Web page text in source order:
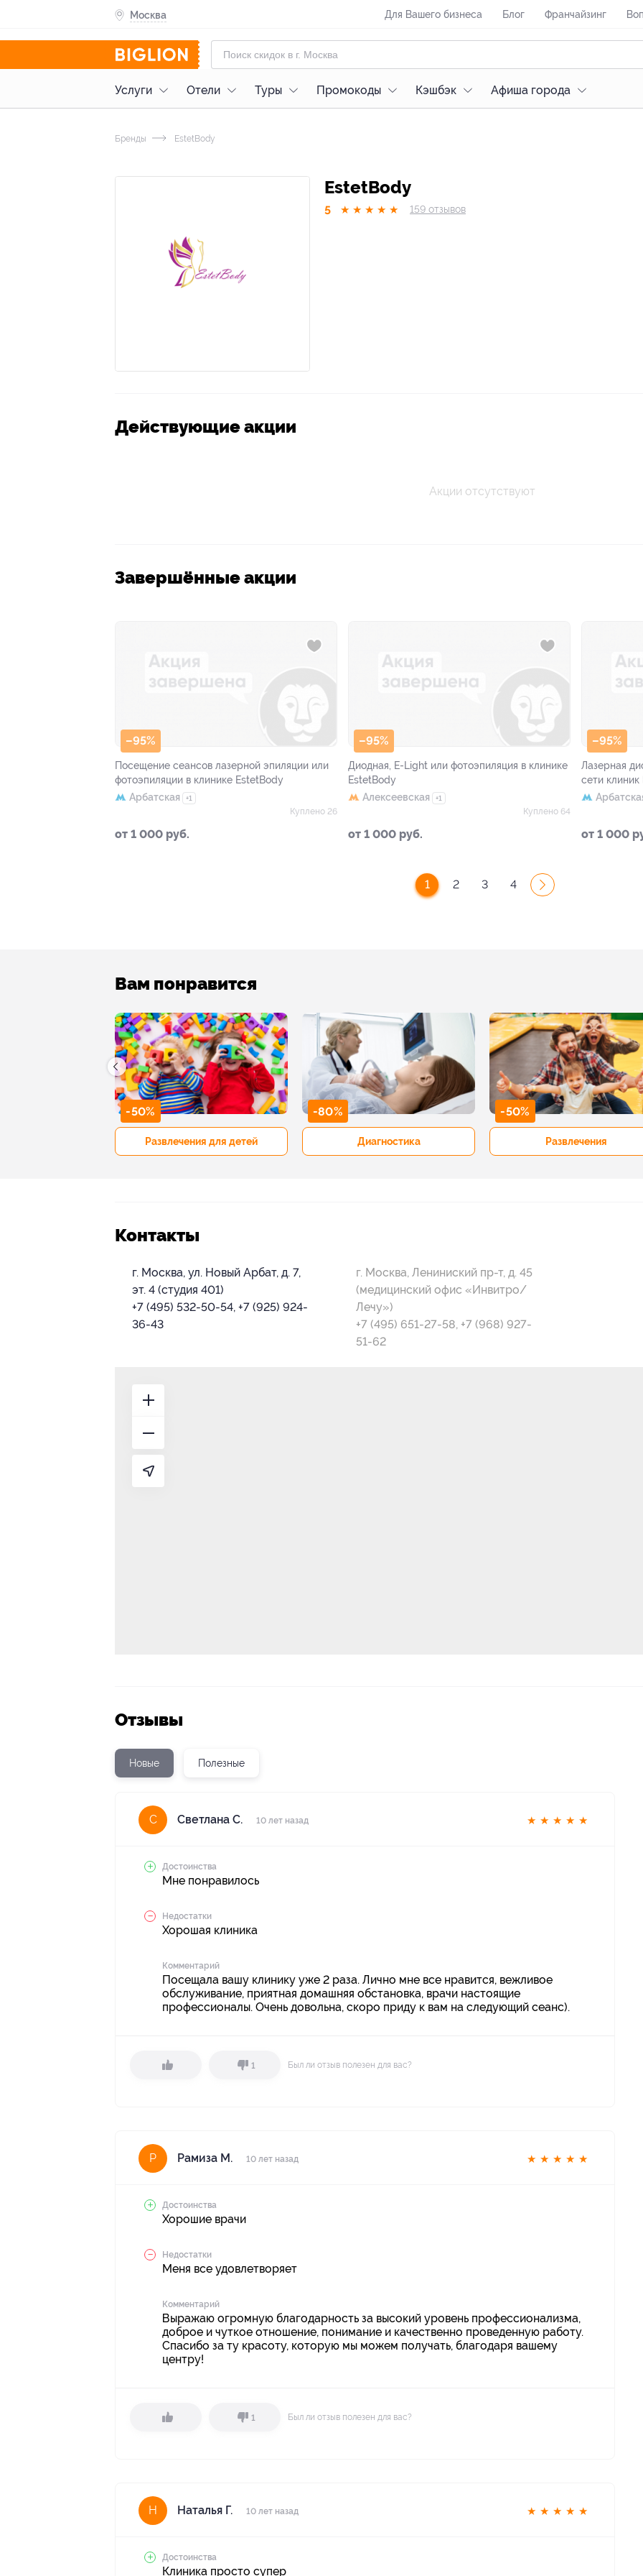
Москва Для Вашего бизнеса Блог Франчайзинг
Услуги Отели Туры Промокоды Кэшбэк Афиша города
Бренды EstetBody
EstetBody
5 ★ ★ ★ ★ ★ 159 отзывов
Действующие акции
Акции отсутствуют
Завершённые акции
–95%
Посещение сеансов лазерной эпиляции или
фотоэпиляции в клинике EstetBody
Арбатская
+1
от 1 000 руб.
Куплено 26
–95%
Диодная, E-Light или фотоэпиляция в клинике
EstetBody
Алексеевская
+1
от 1 000 руб.
Куплено 64
–95%
Лазерная
сети
от 1 000
1 2 3 4
Вам понравится
-50%
Развлечения для детей
-80%
Диагностика
-50%
Развлечения
Контакты
г. Москва, ул. Новый Арбат, д. 7,
эт. 4 (студия 401)
+7 (495) 532-50-54, +7 (925) 924-
36-43
г. Москва, Лениниский пр-т, д. 45
(медицинский офис «Инвитро/
Лечу»)
+7 (495) 651-27-58, +7 (968) 927-
51-62
Отзывы
Новые Полезные
С Светлана С. 10 лет назад ★ ★ ★ ★ ★
Достоинства
Мне понравилось
Недостатки
Хорошая клиника
Комментарий
Посещала вашу клинику уже 2 раза. Лично мне все нравится, вежливое
обслуживание, приятная домашняя обстановка, врачи настоящие
профессионалы. Очень довольна, скоро приду к вам на следующий сеанс).
1 Был ли отзыв полезен для вас?
Р Рамиза М. 10 лет назад ★ ★ ★ ★ ★
Достоинства
Хорошие врачи
Недостатки
Меня все удовлетворяет
Комментарий
Выражаю огромную благодарность за высокий уровень профессионализма,
доброе и чуткое отношение, понимание и качественно проведенную работу.
Спасибо за ту красоту, которую мы можем получать, благодаря вашему
центру!
1 Был ли отзыв полезен для вас?
Н Наталья Г. 10 лет назад ★ ★ ★ ★ ★
Достоинства
Клиника просто супер